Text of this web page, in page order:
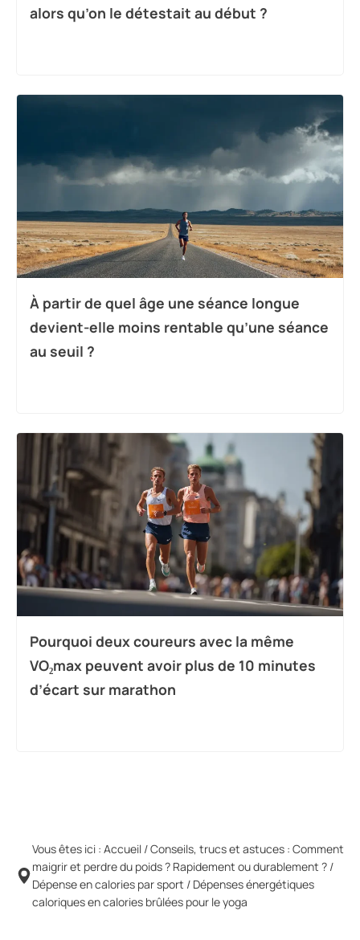
alors qu’on le détestait au début ?
À partir de quel âge une séance longue
devient-elle moins rentable qu’une séance
au seuil ?
Pourquoi deux coureurs avec la même
VO₂max peuvent avoir plus de 10 minutes
d’écart sur marathon
Vous êtes ici : Accueil /Conseils, trucs et astuces : Comment
maigrir et perdre du poids ? Rapidement ou durablement ? /
Dépense en calories par sport / Dépenses énergétiques
caloriques en calories brûlées pour le yoga